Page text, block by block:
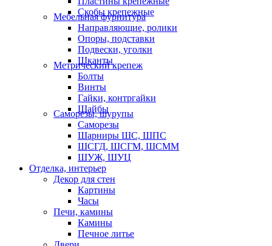
Скобы крепежные
Мебельная фурнитура
Направляющие, ролики
Опоры, подставки
Подвески, уголки
Шканты
Метрический крепеж
Болты
Винты
Гайки, контргайки
Шайбы
Саморезы, шурупы
Саморезы
Шарниры ШС, ШПС
ШСГД, ШСГМ, ШСММ
ШУЖ, ШУЦ
Отделка, интерьер
Декор для стен
Картины
Часы
Печи, камины
Камины
Печное литье